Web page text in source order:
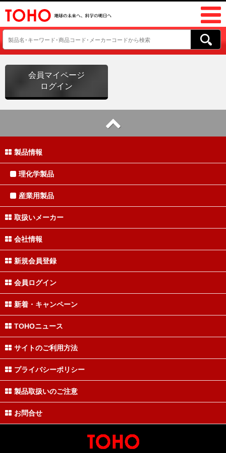
会員マイページ
ログイン
製品情報
理化学製品
産業用製品
取扱いメーカー
会社情報
新規会員登録
会員ログイン
新着・キャンペーン
TOHOニュース
サイトのご利用方法
プライバシーポリシー
製品取扱いのご注意
お問合せ